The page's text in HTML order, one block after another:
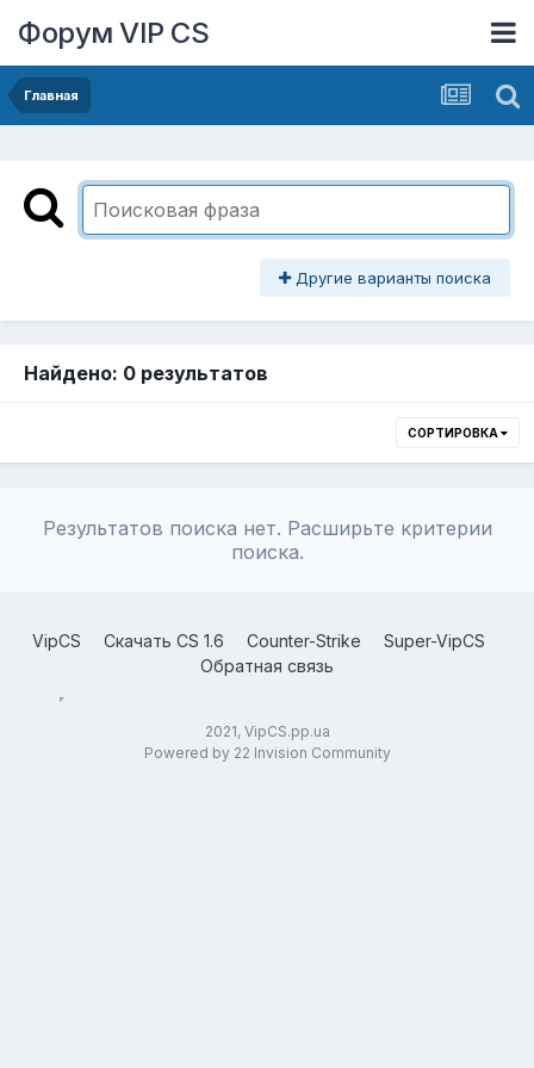
Форум VIP CS
Главная
Другие варианты поиска
Найдено: 0 результатов
СОРТИРОВКА
Результатов поиска нет. Расширьте критерии
поиска.
VipCS Скачать CS 1.6 Counter-Strike
Super-VipCS
Обратная связь
2021, VipCS.pp.ua
Powered by 22 Invision Community